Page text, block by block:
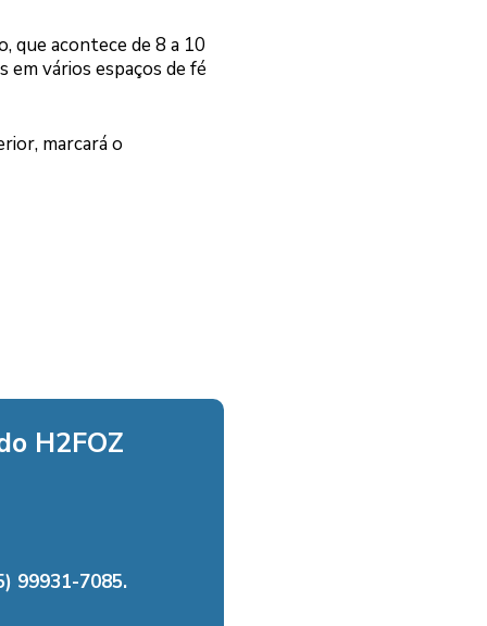
que acontece de 8 a 10
vários espaços de fé
marcará o
H2FOZ
99931-7085.